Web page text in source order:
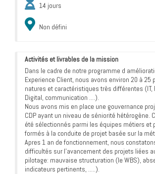
14 jours
Non défini
Activités et livrables de la mission
Dans le cadre de notre programme d
Experience Client, nous avons environ 20 à 25
natures et caractéristiques très différentes (IT,
Digital, communication ....).
Nous avons mis en place une gouvernance
CDP ayant un niveau de séniorité hétérogène.
été sélectionnés parmi les équipes métiers et
formés à la conduite de projet basée sur la
Apres 1 an de fonctionnement, nous
difficultés sur l’avancement des projets liées
pilotage: mauvaise structuration (le WBS),
indicateurs pertinents, .....).